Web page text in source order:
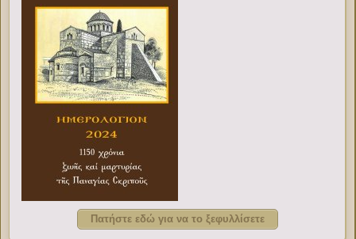
Πατήστε εδώ για να το ξεφυλλίσετε